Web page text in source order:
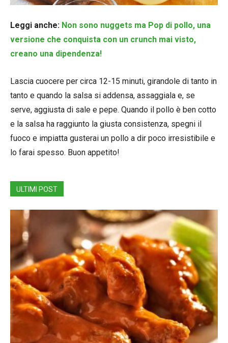
Leggi anche: Non sono nuggets ma Pop di pollo, una
versione che conquista con un crunch mai visto,
creano una dipendenza!
Lascia cuocere per circa 12-15 minuti, girandole di tanto in
tanto e quando la salsa si addensa, assaggiala e, se
serve, aggiusta di sale e pepe. Quando il pollo è ben cotto
e la salsa ha raggiunto la giusta consistenza, spegni il
fuoco e impiatta gusterai un pollo a dir poco irresistibile e
lo farai spesso. Buon appetito!
ULTIMI POST